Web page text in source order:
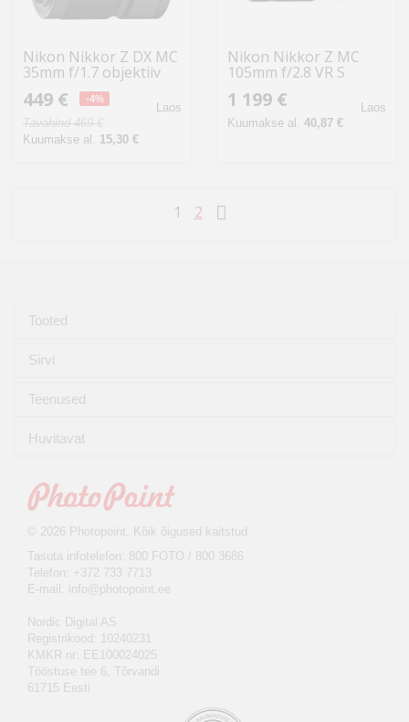
Nikon Nikkor Z DX MC
35mm f/1.7 objektiiv
449 € -4%
Tavahind 469 €
Kuumakse al. 15,30 €
Laos
Nikon Nikkor Z MC
105mm f/2.8 VR S
1 199 €
Kuumakse al. 40,87 €
Laos
1 2
Tooted
Sirvi
Teenused
Huvitavat
© 2026 Photopoint. Kõik õigused kaitstud
Tasuta infotelefon: 800 FOTO / 800 3686
Telefon: +372 733 7713
E-mail: info@photopoint.ee
Nordic Digital AS
Registrikood: 10240231
KMKR nr: EE100024025
Tööstuse tee 6, Tõrvandi
61715 Eesti